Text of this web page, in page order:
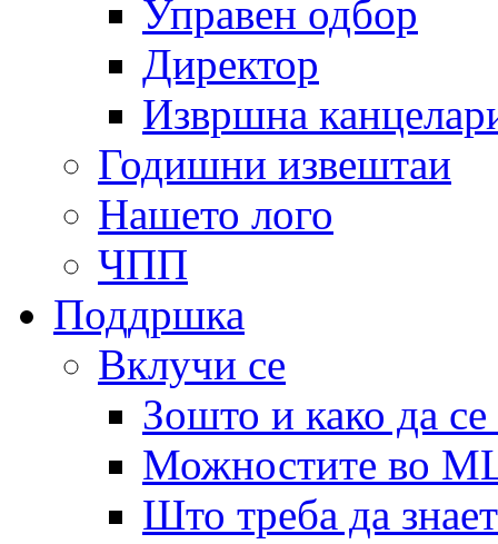
Управен одбор
Директор
Извршна
Годишни извештаи
Нашето лого
ЧПП
Поддршка
Вклучи се
Зошто и како да
Можностите во
Што треба да